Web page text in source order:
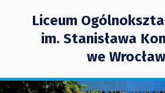
Liceum
im. Stanisława
we